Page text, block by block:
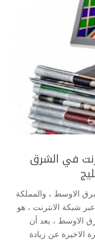
في الشرق
الاوسط ، والمملكة
عبر شبكة الانترنت ، هو
الاوسط ، بعد أن
الاخيرة عن زيادة